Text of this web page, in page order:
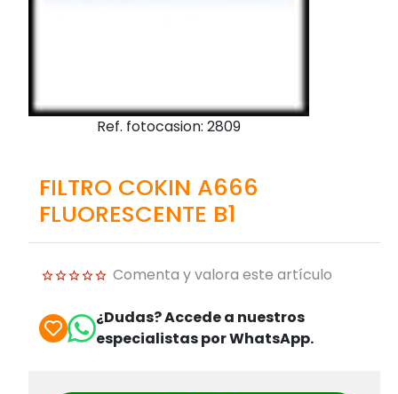
Ref. fotocasion: 2809
FILTRO COKIN A666
FLUORESCENTE B1
Comenta y valora este artículo
¿Dudas? Accede a nuestros
especialistas por WhatsApp.